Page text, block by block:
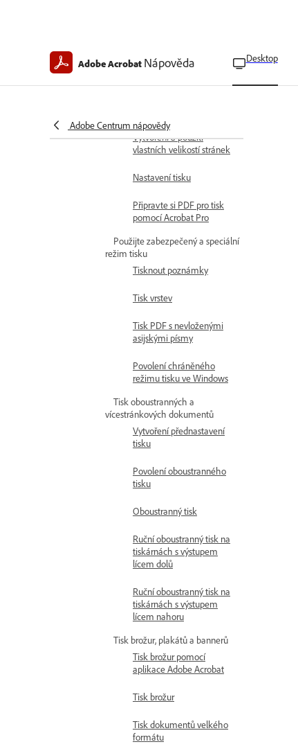
Adobe Acrobat Nápověda Desktop
Adobe Centrum nápovědy
Tisk stránek se záložkami
Vytvoření a použití
vlastních velikostí stránek
Nastavení tisku
Připravte si PDF pro tisk
pomocí Acrobat Pro
Použijte zabezpečený a speciální
režim tisku
Tisknout poznámky
Tisk vrstev
Tisk PDF s nevloženými
asijskými písmy
Povolení chráněného
režimu tisku ve Windows
Tisk oboustranných a
vícestránkových dokumentů
Vytvoření přednastavení
tisku
Povolení oboustranného
tisku
Oboustranný tisk
Ruční oboustranný tisk na
tiskárnách s výstupem
lícem dolů
Ruční oboustranný tisk na
tiskárnách s výstupem
lícem nahoru
Tisk brožur, plakátů a bannerů
Tisk brožur pomocí
aplikace Adobe Acrobat
Tisk brožur
Tisk dokumentů velkého
formátu